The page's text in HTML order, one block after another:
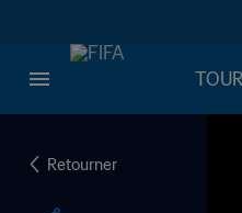
Retourner